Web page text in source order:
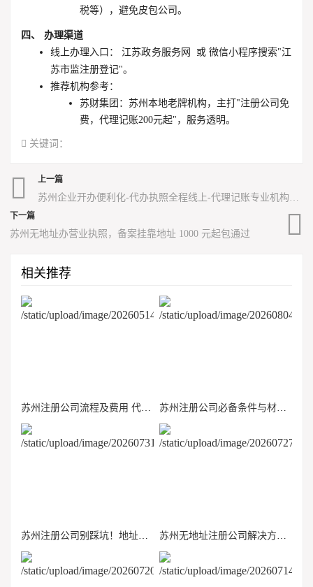
税等），避免皮包公司。
四、 办理渠道
线上办理入口 ： 江苏政务服务网
或 微信小程序搜索"江
苏市监注册登记"。
推荐机构参考：
苏财集团 ：苏州本地老牌机构，主打"注册公司免
费，代理记账200元起"，服务透明。
关键词：
上一篇
下一篇
苏州无地址办营业执照，备案挂靠地址 1000 元起包通过
相关推荐
苏州注册公司流程及费用 代理记账免费代办 无隐形收费 苏州注册公司必备条件与材料清单，初创创业者收藏
苏州注册公司别踩坑！地址、人员、注册资本核心要求整理 苏州无地址注册公司解决方案：挂靠地址合法条件与行业限制说明